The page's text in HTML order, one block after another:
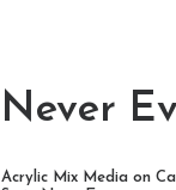
Never
Acrylic Mix Media on